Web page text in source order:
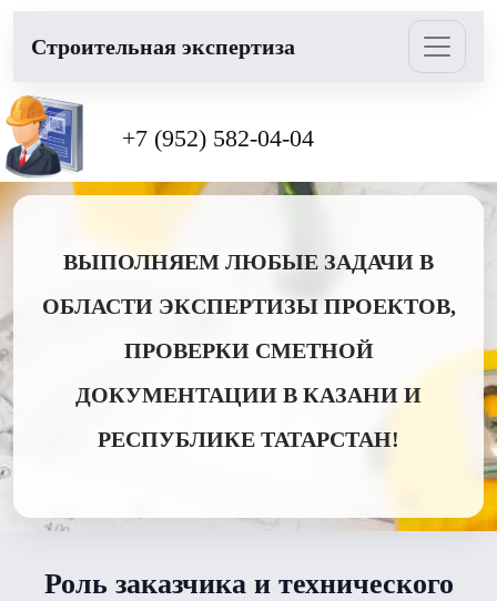
Cтроительная экспертиза
+7 (952) 582-04-04
ВЫПОЛНЯЕМ ЛЮБЫЕ ЗАДАЧИ В
ОБЛАСТИ ЭКСПЕРТИЗЫ ПРОЕКТОВ,
ПРОВЕРКИ СМЕТНОЙ
ДОКУМЕНТАЦИИ В КАЗАНИ И
РЕСПУБЛИКЕ ТАТАРСТАН!
Роль заказчика и технического